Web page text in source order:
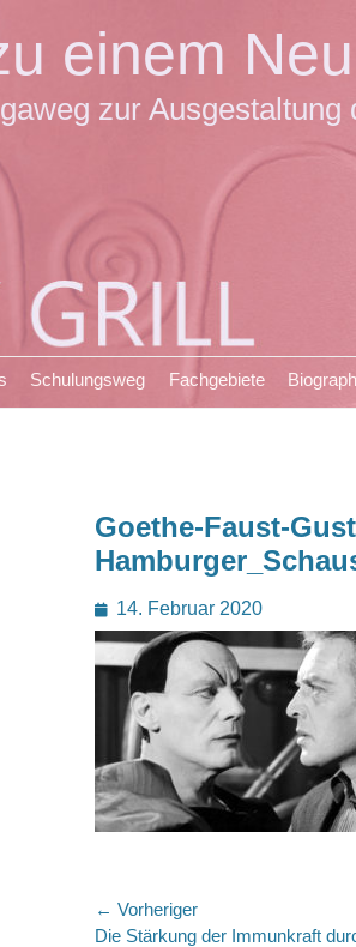
einem
zur Ausgestaltung
Schulungsweg Fachgebiete
Goethe-Faust-
Posted
on
14. Februar 2020
Beitragsnavigation
← Vorheriger
Vorheriger
Die Stärkung der Immunkraft